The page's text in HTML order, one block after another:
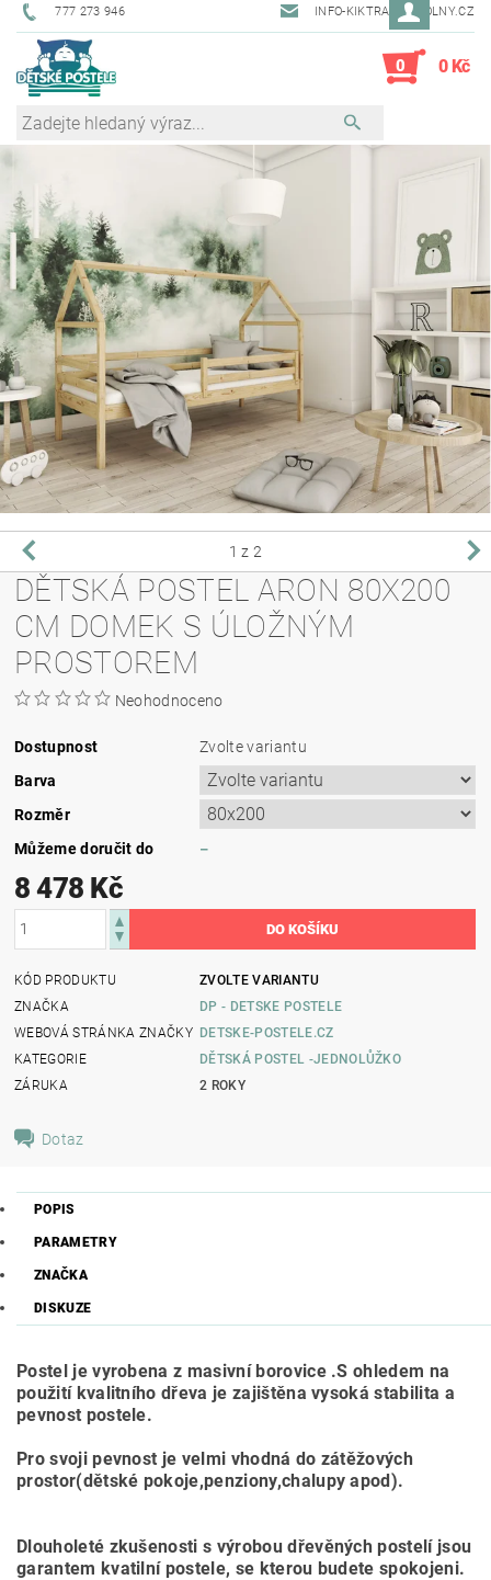
777 273 946 INFO-KIKTRADE@VOLNY.CZ
0 0 Kč
1 z 2
DĚTSKÁ POSTEL ARON 80X200
CM DOMEK S ÚLOŽNÝM
PROSTOREM
Neohodnoceno
Dostupnost
Zvolte variantu
Barva
Rozměr
Můžeme doručit do
–
8 478 Kč
KÓD PRODUKTU
ZVOLTE VARIANTU
ZNAČKA
DP - DETSKE POSTELE
WEBOVÁ STRÁNKA ZNAČKY DETSKE-POSTELE.CZ
KATEGORIE
DĚTSKÁ POSTEL -JEDNOLŮŽKO
ZÁRUKA
2 ROKY
Dotaz
POPIS
PARAMETRY
ZNAČKA
DISKUZE
Postel je vyrobena z masivní borovice .S ohledem na
použití kvalitního dřeva je zajištěna vysoká stabilita a
pevnost postele.
Pro svoji pevnost je velmi vhodná do zátěžových
prostor(dětské pokoje,penziony,chalupy apod).
Dlouholeté zkušenosti s výrobou dřevěných postelí jsou
garantem kvatilní postele, se kterou budete spokojeni.